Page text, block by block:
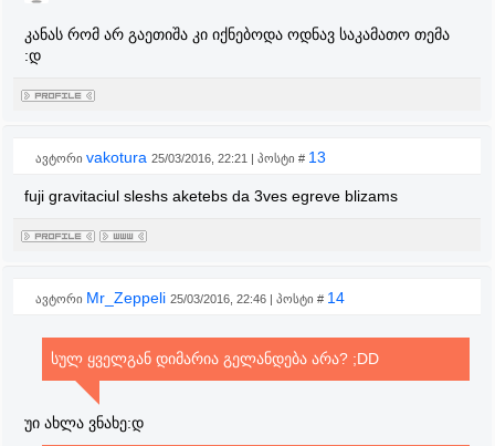
კანას რომ არ გაეთიშა კი იქნებოდა ოდნავ საკამათო თემა
:დ
ავტორი vakotura 25/03/2016, 22:21 | პოსტი # 13
fuji gravitaciul sleshs aketebs da 3ves egreve blizams
ავტორი Mr_Zeppeli 25/03/2016, 22:46 | პოსტი # 14
სულ ყველგან დიმარია გელანდება არა? ;DD
უი ახლა ვნახე:დ